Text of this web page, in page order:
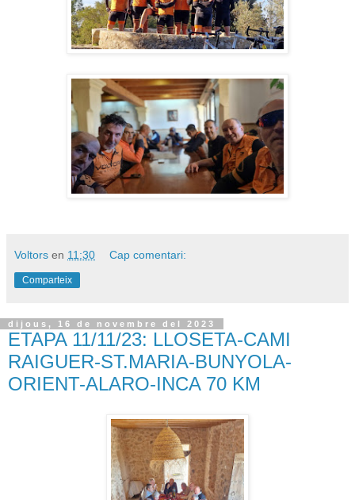
Voltors en 11:30 Cap comentari:
Comparteix
dijous, 16 de novembre del 2023
ETAPA 11/11/23: LLOSETA-CAMI
RAIGUER-ST.MARIA-BUNYOLA-
ORIENT-ALARO-INCA 70 KM